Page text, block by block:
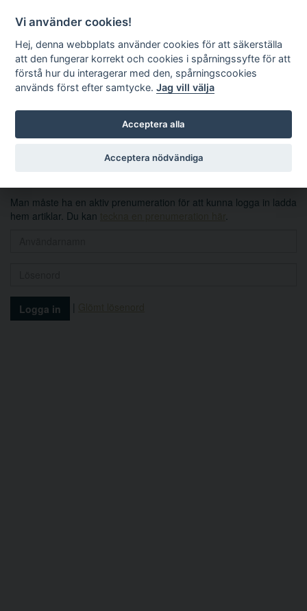
Sök
Logga in
Man måste ha en aktiv prenumeration för att kunna logga in ladda
hem artiklar. Du kan
|
Vi använder cookies!
Hej, denna webbplats använder cookies för att säkerställa
att den fungerar korrekt och cookies i spårningssyfte för att
förstå hur du interagerar med den, spårningscookies
används först efter samtycke.Jag vill välja
Acceptera alla
Acceptera nödvändiga